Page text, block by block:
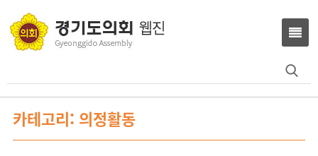
카테고리: 의정활동